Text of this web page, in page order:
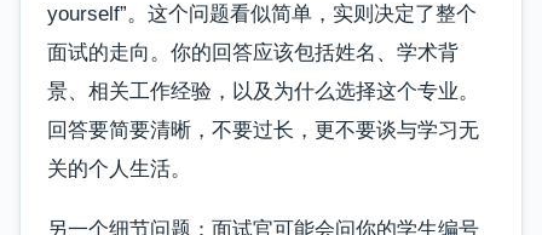
yourself”。这个问题看似简单，实则决定了整个
面试的走向。你的回答应该包括姓名、学术背
景、相关工作经验，以及为什么选择这个专业。
回答要简要清晰，不要过长，更不要谈与学习无
关的个人生活。
另一个细节问题：面试官可能会问你的学生编号